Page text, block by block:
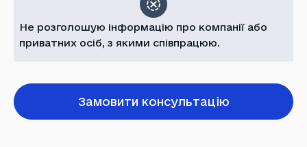
Не розголошую інформацію про компанії або
приватних осіб, з якими співпрацюю.
Замовити консультацію